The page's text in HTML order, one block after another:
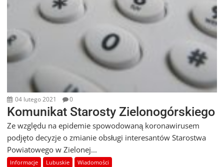
04 lutego 2021 0
Komunikat Starosty Zielonogórskiego
Ze względu na epidemie spowodowaną koronawirusem
podjęto decyzje o zmianie obsługi interesantów Starostwa
Powiatowego w Zielonej...
Informacje Lubuskie Wiadomości